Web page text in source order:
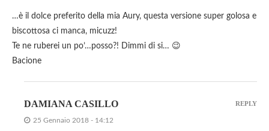
…è il dolce preferito della mia Aury, questa versione super golosa e
biscottosa ci manca, micuzz!
Te ne ruberei un po’…posso?! Dimmi di si… 😉
Bacione
DAMIANA CASILLO
25 Gennaio 2018 - 14:12
REPLY